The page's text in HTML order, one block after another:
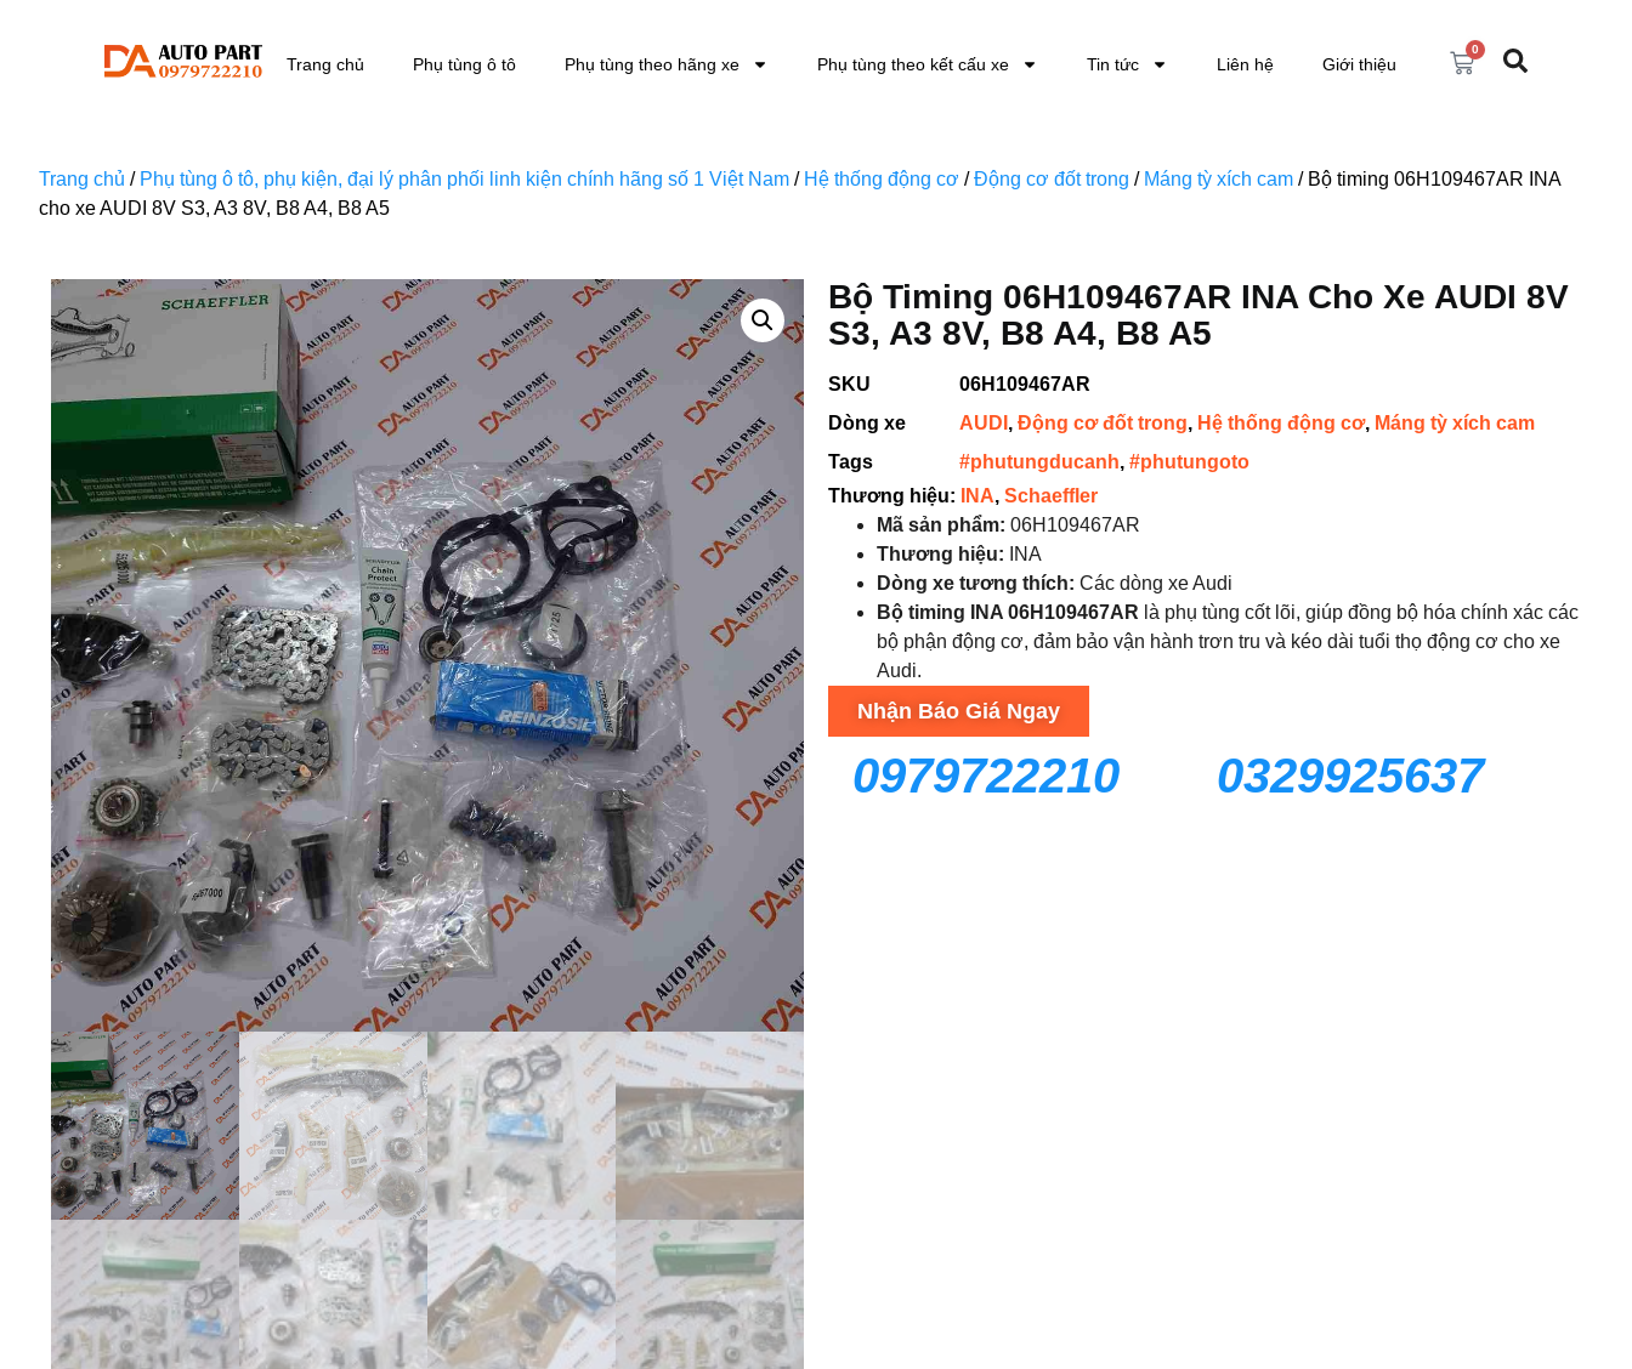
Trang chủ Phụ tùng ô tô Phụ tùng theo hãng xe Phụ tùng theo kết cấu xe Tin tức Liên hệ Giới thiệu
0
Trang chủ / Phụ tùng ô tô, phụ kiện, đại lý phân phối linh kiện chính hãng số 1 Việt Nam / Hệ thống động cơ /Động cơ đốt trong / Máng tỳ xích cam / Bộ timing 06H109467AR INA
cho xe AUDI 8V S3, A3 8V, B8 A4, B8 A5
Bộ Timing 06H109467AR INA Cho Xe AUDI 8V
S3, A3 8V, B8 A4, B8 A5
SKU
06H109467AR
Dòng xe
AUDI , Động cơ đốt trong, Hệ thống động cơ, Máng tỳ xích cam
Tags
#phutungducanh, #phutungoto
Thương hiệu:
INA, Schaeffler
Mã sản phẩm: 06H109467AR
Thương hiệu: INA
Dòng xe tương thích: Các dòng xe Audi
Bộ timing INA 06H109467AR là phụ tùng cốt lõi, giúp đồng bộ hóa chính xác các
bộ phận động cơ, đảm bảo vận hành trơn tru và kéo dài tuổi thọ động cơ cho xe
Audi.
Nhận Báo Giá Ngay
0979722210 0329925637